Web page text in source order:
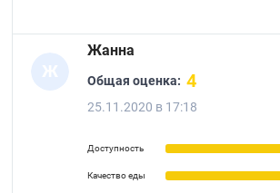
Ж
Жанна
Общая оценка: 4
25.11.2020 в 17:18
Доступность
Качество еды